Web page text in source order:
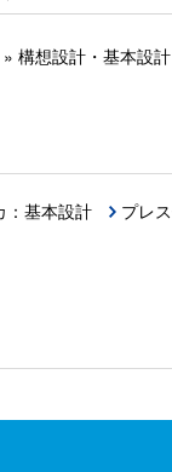
構想設計・基本設計
：基本設計 プレ